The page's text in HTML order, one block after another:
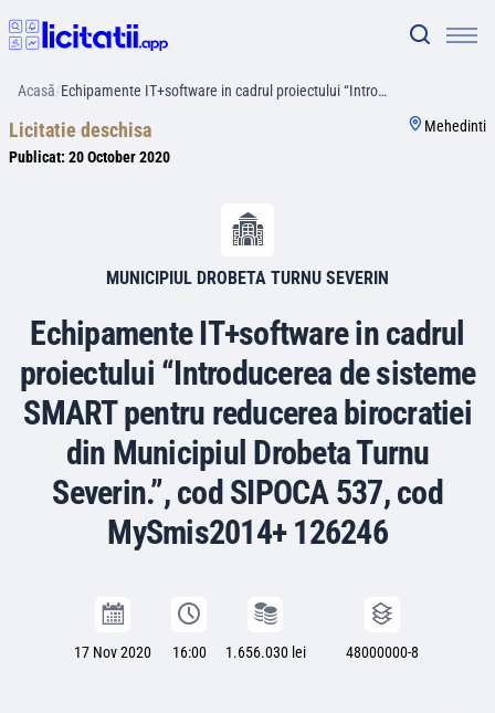
Acasă/Echipamente IT+software in cadrul proiectului “Intro…
Licitatie deschisa
Publicat: 20 October 2020
Mehedinti
MUNICIPIUL DROBETA TURNU SEVERIN
Echipamente IT+software in cadrul
proiectului “Introducerea de sisteme
SMART pentru reducerea birocratiei
din Municipiul Drobeta Turnu
Severin.”, cod SIPOCA 537, cod
MySmis2014+ 126246
17 Nov 2020 16:00 1.656.030 lei 48000000-8